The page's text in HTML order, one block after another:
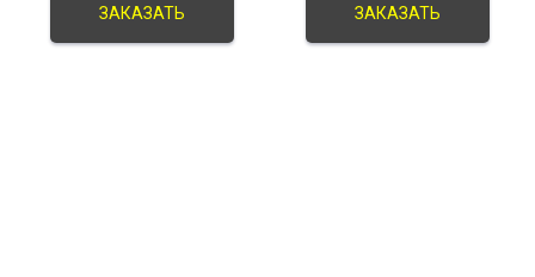
ЗАКАЗАТЬ ЗАКАЗАТЬ